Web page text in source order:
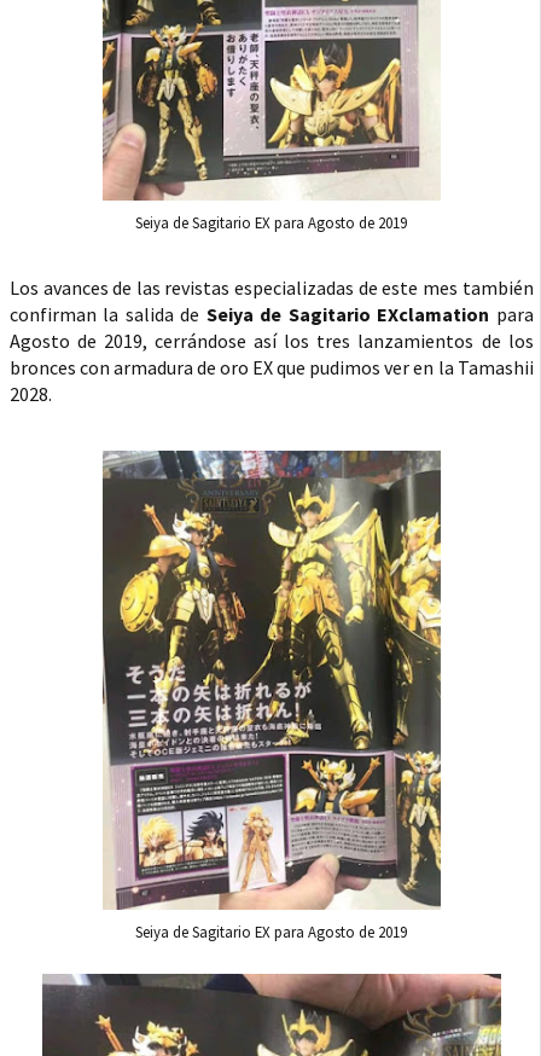
Seiya de Sagitario EX para Agosto de 2019
Los avances de las revistas especializadas de este mes también
confirman la salida de Seiya de Sagitario EXclamation para
Agosto de 2019, cerrándose así los tres lanzamientos de los
bronces con armadura de oro EX que pudimos ver en la Tamashii
2028.
Seiya de Sagitario EX para Agosto de 2019